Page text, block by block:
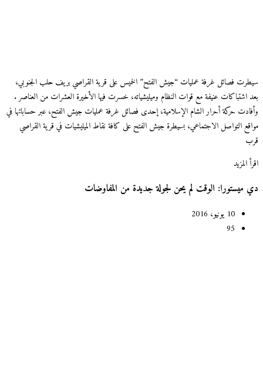
سيطرت فصائل غرفة عمليات “جيش الفتح” الخميس على قرية القراصي بريف حلب الجنوبي،
بعد اشتباكات عنيفة مع قوات النظام وميليشياته، خسرت فيها الأخيرة العشرات من العناصر .
وأفادت حركة أحرار الشام الإسلامية، إحدى فصائل غرفة عمليات جيش الفتح، عبر حساباتها في
مواقع التواصل الاجتماعي، بسيطرة جيش الفتح على كافة نقاط الميليشيات في قرية القراصي
قرب
اقرأ المزيد
دي ميستورا: الوقت لم يحن لجولة جديدة من المفاوضات
10 يونيو، 2016
95